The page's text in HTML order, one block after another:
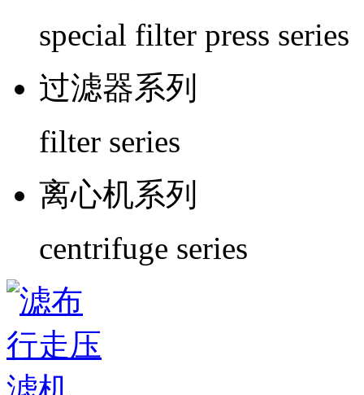
special filter press series
过滤器系列
filter series
离心机系列
centrifuge series